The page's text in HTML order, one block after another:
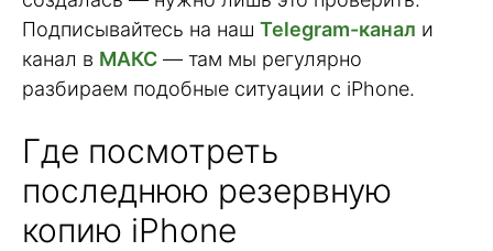
Подписывайтесь на наш Telegram-канал и
канал в МАКС — там мы регулярно
разбираем подобные ситуации с iPhone.
Где посмотреть
последнюю резервную
копию iPhone